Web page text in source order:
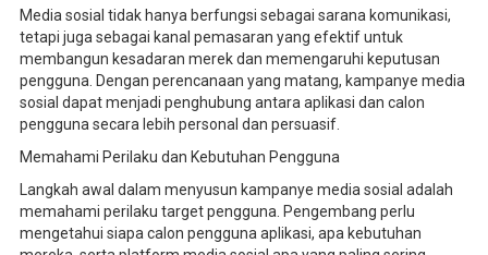
Media sosial tidak hanya berfungsi sebagai sarana komunikasi,
tetapi juga sebagai kanal pemasaran yang efektif untuk
membangun kesadaran merek dan memengaruhi keputusan
pengguna. Dengan perencanaan yang matang, kampanye media
sosial dapat menjadi penghubung antara aplikasi dan calon
pengguna secara lebih personal dan persuasif.
Memahami Perilaku dan Kebutuhan Pengguna
Langkah awal dalam menyusun kampanye media sosial adalah
memahami perilaku target pengguna. Pengembang perlu
mengetahui siapa calon pengguna aplikasi, apa kebutuhan